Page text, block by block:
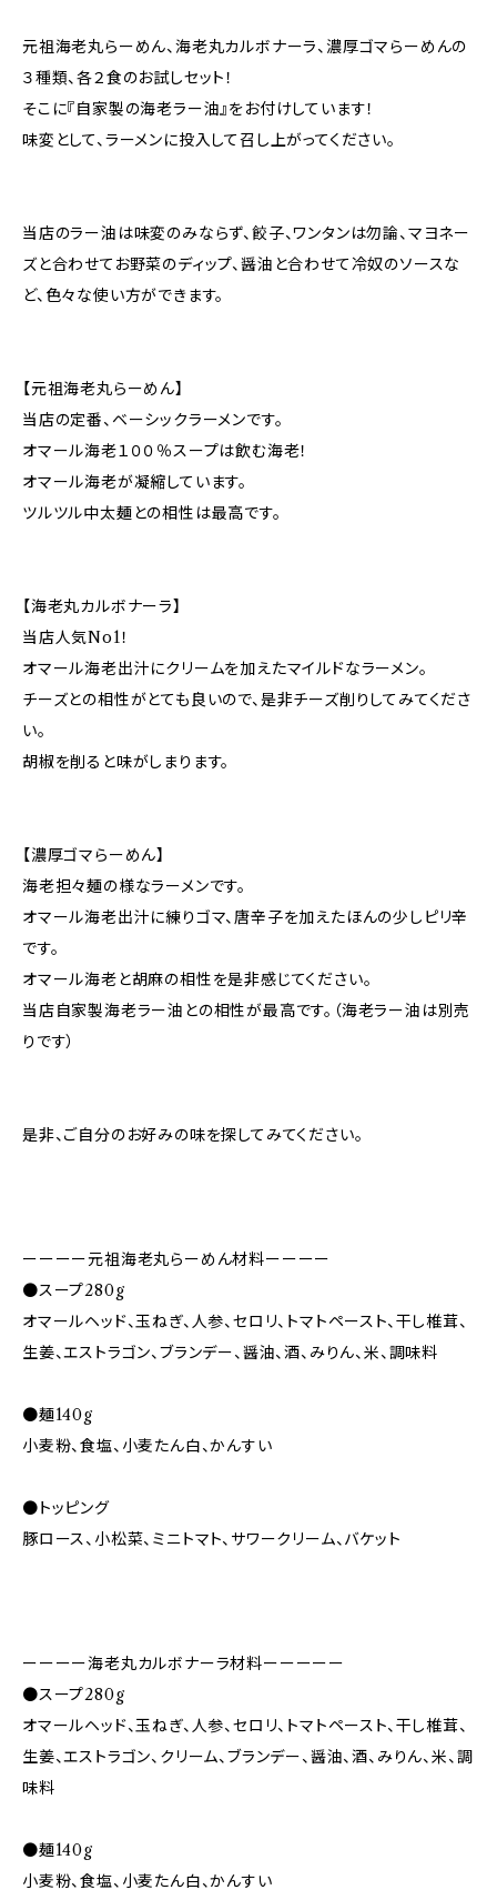
元祖海老丸らーめん、海老丸カルボナーラ、濃厚ゴマらーめんの
３種類、各２食のお試しセット！
そこに『自家製の海老ラー油』をお付けしています！
味変として、ラーメンに投入して召し上がってください。
当店のラー油は味変のみならず、餃子、ワンタンは勿論、マヨネー
ズと合わせてお野菜のディップ、醤油と合わせて冷奴のソースな
ど、色々な使い方ができます。
【元祖海老丸らーめん】
当店の定番、ベーシックラーメンです。
オマール海老１００％スープは飲む海老！
オマール海老が凝縮しています。
ツルツル中太麺との相性は最高です。
【海老丸カルボナーラ】
当店人気No1！
オマール海老出汁にクリームを加えたマイルドなラーメン。
チーズとの相性がとても良いので、是非チーズ削りしてみてくださ
い。
胡椒を削ると味がしまります。
【濃厚ゴマらーめん】
海老担々麺の様なラーメンです。
オマール海老出汁に練りゴマ、唐辛子を加えたほんの少しピリ辛
です。
オマール海老と胡麻の相性を是非感じてください。
当店自家製海老ラー油との相性が最高です。（海老ラー油は別売
りです）
是非、ご自分のお好みの味を探してみてください。
ーーーー元祖海老丸らーめん材料ーーーー
●スープ280g
オマールヘッド、玉ねぎ、人参、セロリ、トマトペースト、干し椎茸、
生姜、エストラゴン、ブランデー、醤油、酒、みりん、米、調味料
●麺140g
小麦粉、食塩、小麦たん白、かんすい
●トッピング
豚ロース、小松菜、ミニトマト、サワークリーム、バケット
ーーーー海老丸カルボナーラ材料ーーーーー
●スープ280g
オマールヘッド、玉ねぎ、人参、セロリ、トマトペースト、干し椎茸、
生姜、エストラゴン、クリーム、ブランデー、醤油、酒、みりん、米、調
味料
●麺140g
小麦粉、食塩、小麦たん白、かんすい